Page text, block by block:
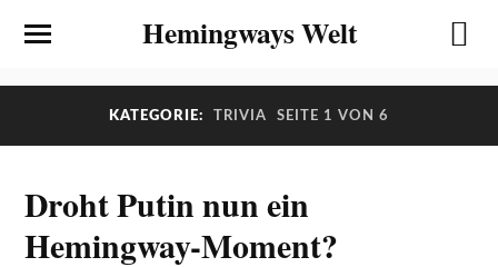
Hemingways Welt
KATEGORIE: TRIVIA SEITE 1 VON 6
Droht Putin nun ein
Hemingway-Moment?